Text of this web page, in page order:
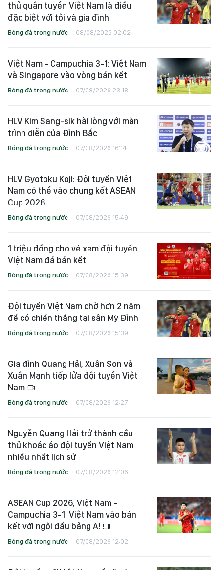
thủ quân tuyển Việt Nam là điều
đặc biệt với tôi và gia đình
Bóng đá trong nước 08/08/2026 02:02
Việt Nam - Campuchia 3-1: Việt Nam
và Singapore vào vòng bán kết
Bóng đá trong nước 07/08/2026 23:18
HLV Kim Sang-sik hài lòng với màn
trình diễn của Đình Bắc
Bóng đá trong nước 07/08/2026 16:14
HLV Gyotoku Koji: Đội tuyển Việt
Nam có thể vào chung kết ASEAN
Cup 2026
Bóng đá trong nước 07/08/2026 15:49
1 triệu đồng cho vé xem đội tuyển
Việt Nam đá bán kết
Bóng đá trong nước 07/08/2026 15:39
Đội tuyển Việt Nam chờ hơn 2 năm
để có chiến thắng tại sân Mỹ Đình
Bóng đá trong nước 07/08/2026 15:39
Gia đình Quang Hải, Xuân Son và
Xuân Mạnh tiếp lửa đội tuyển Việt
Nam
Bóng đá trong nước 07/08/2026 12:27
Nguyễn Quang Hải trở thành cầu
thủ khoác áo đội tuyển Việt Nam
nhiều nhất lịch sử
Bóng đá trong nước 07/08/2026 12:06
ASEAN Cup 2026, Việt Nam -
Campuchia 3-1: Việt Nam vào bán
kết với ngôi đầu bảng A!
Bóng đá trong nước 07/08/2026 12:02